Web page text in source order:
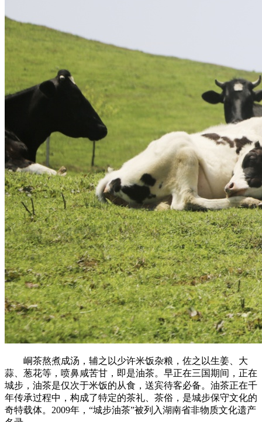
峒茶熬煮成汤，辅之以少许米饭杂粮，佐之以生姜、大
蒜、葱花等，喷鼻咸苦甘，即是油茶。早正在三国期间，正在
城步，油茶是仅次于米饭的从食，送宾待客必备。油茶正在千
年传承过程中，构成了特定的茶礼、茶俗，是城步保守文化的
奇特载体。2009年，“城步油茶”被列入湖南省非物质文化遗产